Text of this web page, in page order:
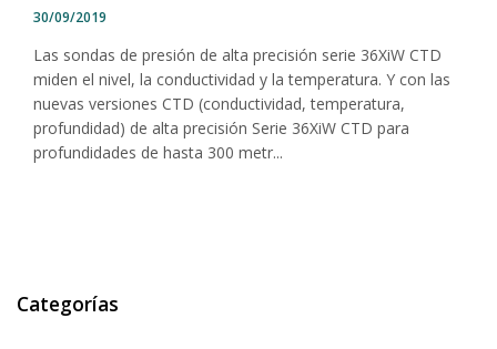
30/09/2019
Las sondas de presión de alta precisión serie 36XiW CTD
miden el nivel, la conductividad y la temperatura. Y con las
nuevas versiones CTD (conductividad, temperatura,
profundidad) de alta precisión Serie 36XiW CTD para
profundidades de hasta 300 metr...
Categorías